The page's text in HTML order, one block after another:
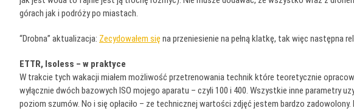
górach jak i podróży po miastach.
“Drobna” aktualizacja: Zecydowałem się na przeniesienie na pełną klatkę, tak więc następna
ETTR, Isoless – w praktyce
W trakcie tych wakacji miałem możliwość przetrenowania technik które teoretycznie
wyłącznie dwóch bazowych ISO mojego aparatu – czyli 100 i 400. Wszystkie inne parametry
poziom szumów. No i się opłaciło – ze technicznej wartości zdjęć jestem bardzo